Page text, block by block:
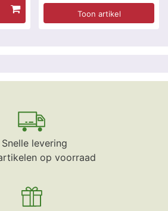
Toon artikel
Snelle levering
op voorraad